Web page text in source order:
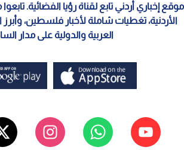
موقع إخباري أردني تابع لقناة رؤيا الفضائية. تابعوا
الأردنية، تغطيات شاملة لأخبار فلسطين، وأبرز
العربية والدولية على مدار